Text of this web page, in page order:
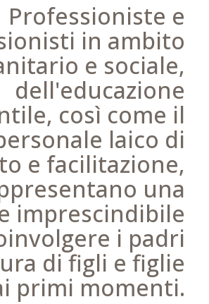
Professioniste e
in ambito
e sociale,
dell'educazione
così come il
laico di
e facilitazione,
una
imprescindibile
i padri
di figli e figlie
primi momenti.